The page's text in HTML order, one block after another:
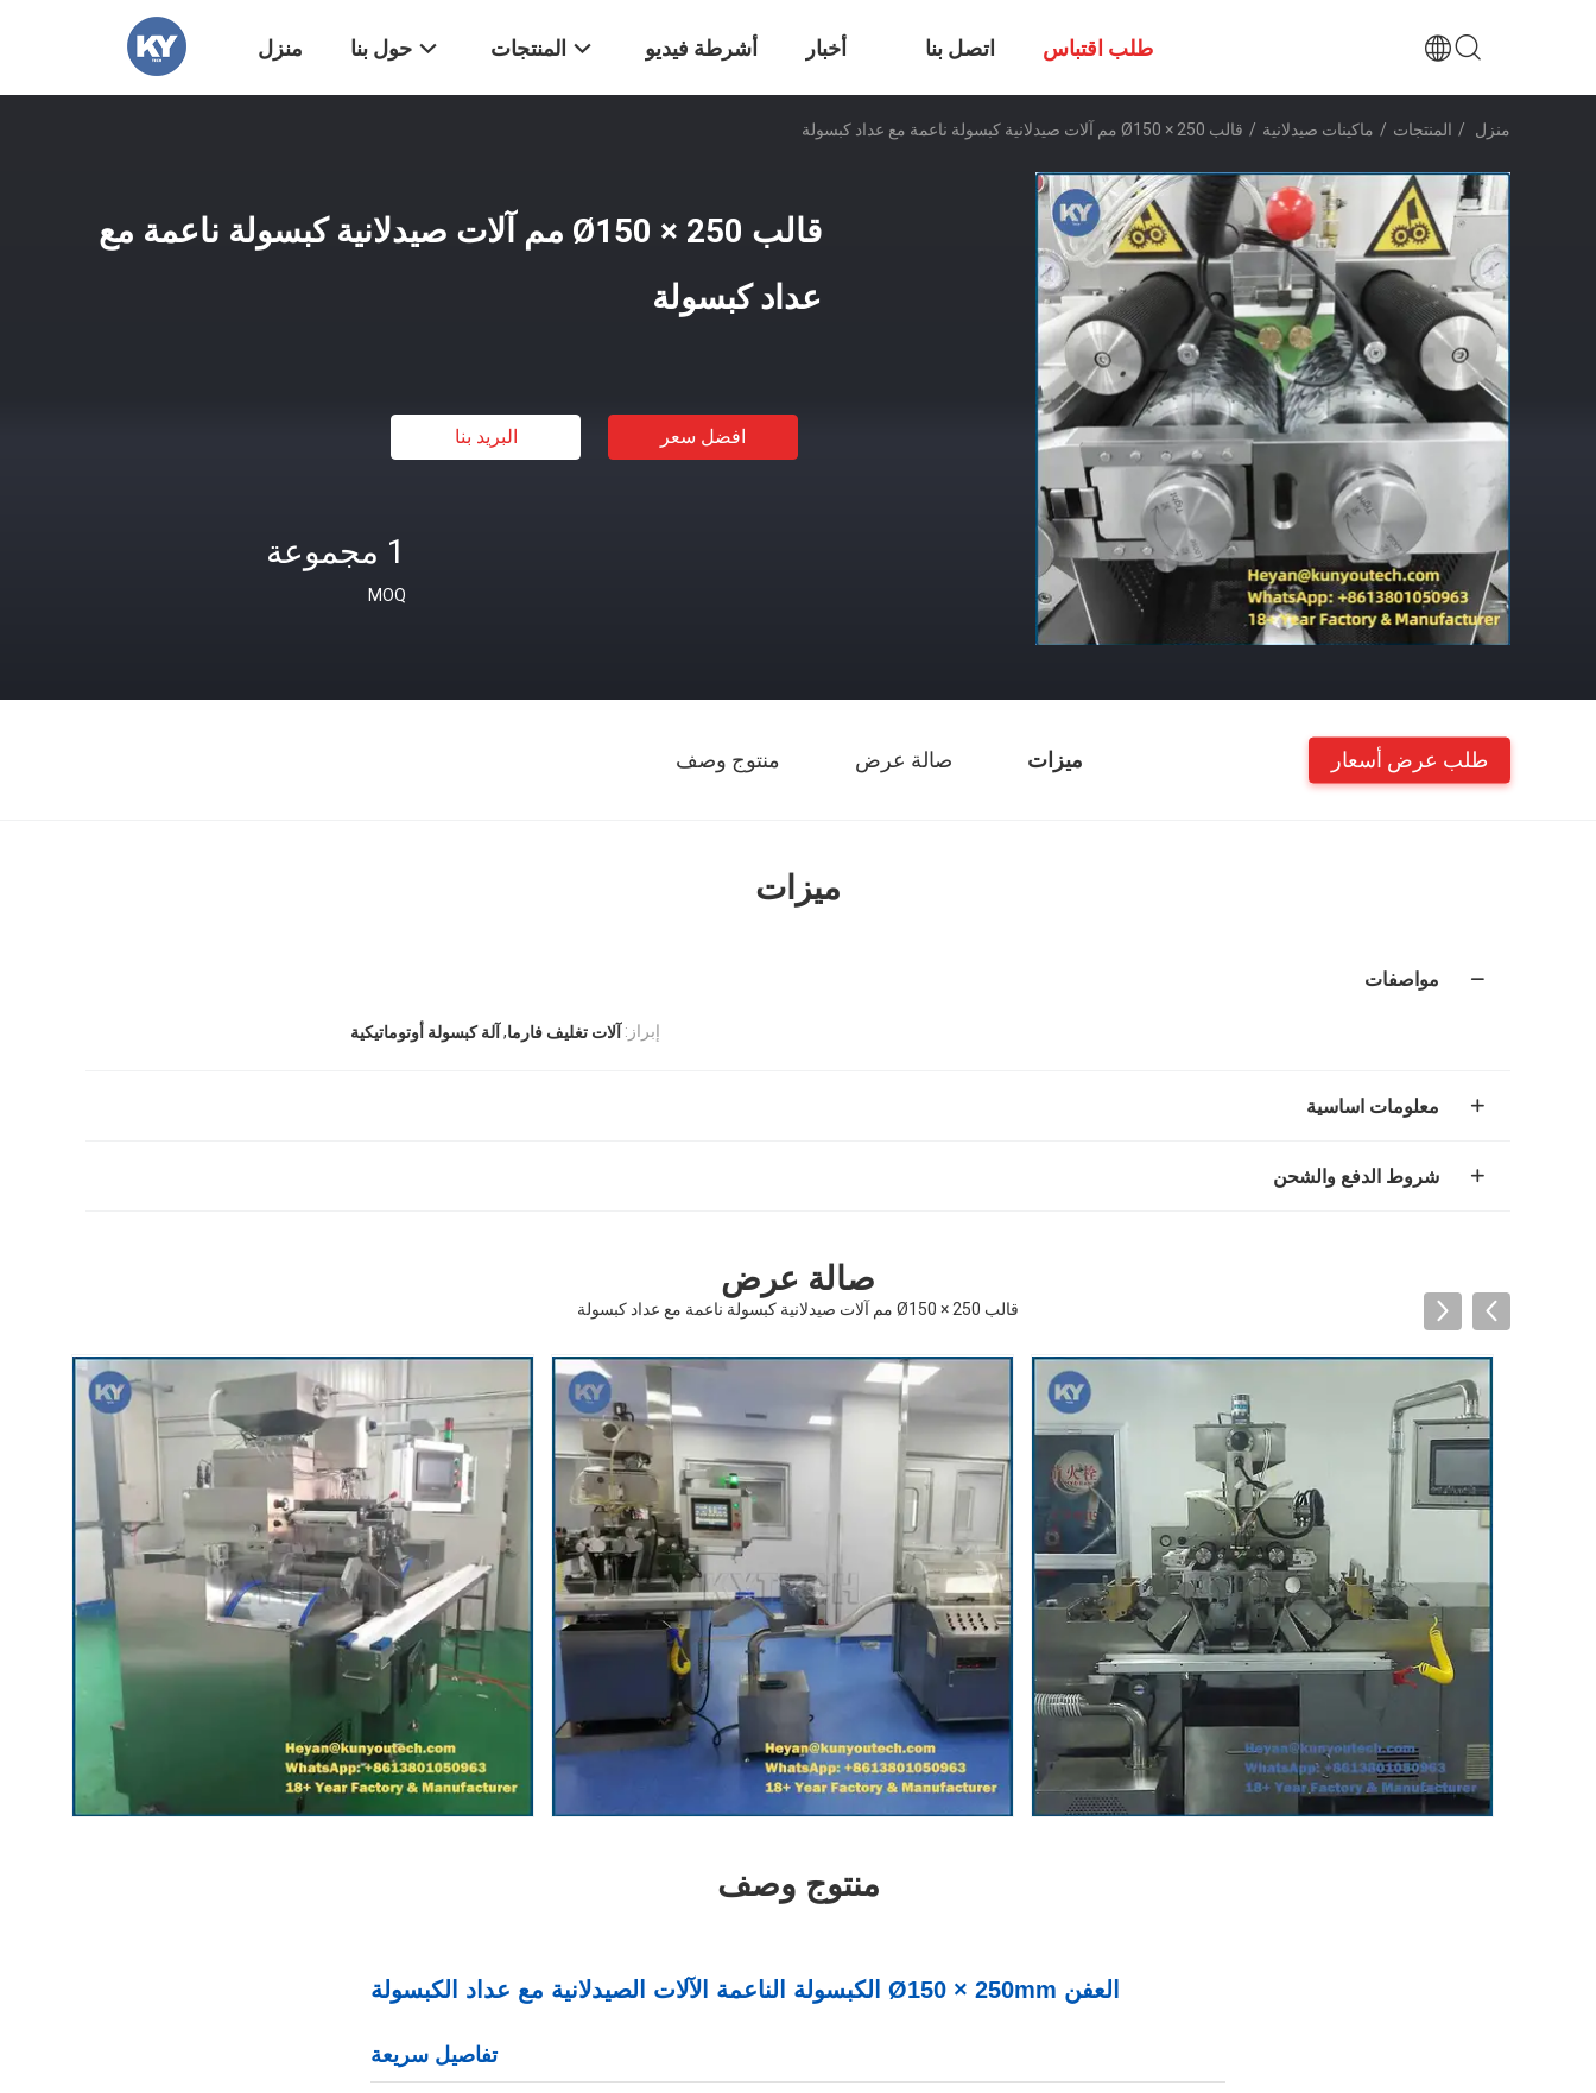
منزل حول بنا المنتجات أشرطة فيديو أخبار اتصل بنا طلب اقتباس
منزل / المنتجات / ماكينات صيدلانية / قالب Ø150 × 250 مم آلات صيدلانية كبسولة ناعمة مع عداد كبسولة
قالب Ø150 × 250 مم آلات صيدلانية كبسولة ناعمة مع
عداد كبسولة
افضل سعر البريد بنا
1 مجموعة
MOQ
ميزات صالة عرض منتوج وصف طلب عرض أسعار
ميزات
مواصفات
إبراز: آلات تغليف فارما, آلة كبسولة أوتوماتيكية
معلومات اساسية
شروط الدفع والشحن
صالة عرض
قالب Ø150 × 250 مم آلات صيدلانية كبسولة ناعمة مع عداد كبسولة
منتوج وصف
العفن Ø150 × 250mm الكبسولة الناعمة الآلات الصيدلانية مع عداد الكبسولة
تفاصيل سريعة